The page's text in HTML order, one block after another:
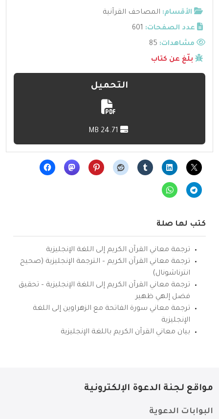
الأقسام: المصاحف القرآنية
عدد الصفحات: 601
مشاهدات:
بلّغ عن كتاب
التحميل
كتب لها صلة
ترجمة معاني القرآن الكريم إلى اللغة الإنجليزية
ترجمة معاني القرآن الكريم – الترجمة الإنجليزية (صحيح
انترناشونال)
ترجمة معاني القرآن الكريم إلى اللغة الإنجليزية – تحقيق
فضل إلهي ظهير
ترجمة معاني سورة الفاتحة مع الزهراوين إلى اللغة
الإنجليزية
بيان معاني القرآن الكريم باللغة الإنجليزية
مواقع لجنة الدعوة الإلكترونية
البوابات الدعوية